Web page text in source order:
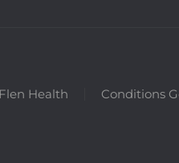
Health Conditions